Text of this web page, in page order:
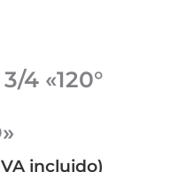
4 «120°
incluido)